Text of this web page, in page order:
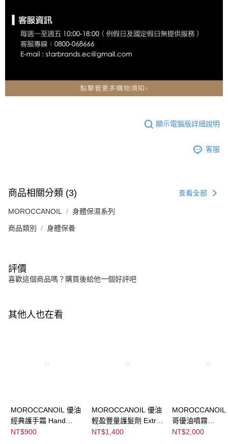
顯示電腦版詳細說明
客服
商品相關分類 (3) 查看全部
MOROCCANOIL 身體保濕系列
商品類別 身體保養
評價
喜歡這個商品嗎？購買後給他一個好評吧
其他人也在看
MOROCCANOIL 優油
經典護手霜 Hand
Cream Fragrance
NT$900
MOROCCANOIL 優油
輕盈豐量護髮劑 Extra
Volume Conditioner
NT$1,400
MOROCCANOIL
哥優油噴霧
Moroccanoil
NT$2,000